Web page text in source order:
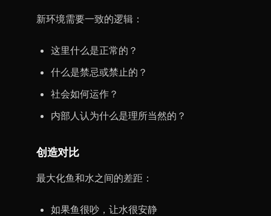
新环境需要一致的逻辑：
这里什么是正常的？
什么是禁忌或禁止的？
社会如何运作？
内部人认为什么是理所当然的？
创造对比
最大化鱼和水之间的差距：
如果鱼很吵，让水很安静